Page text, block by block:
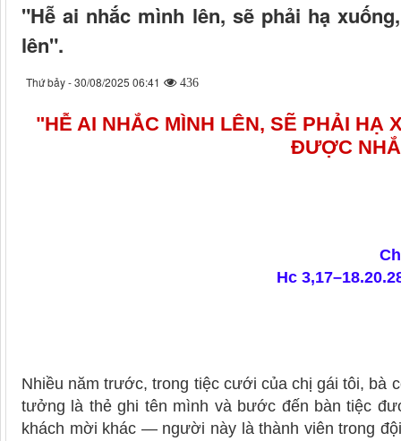
"Hễ ai nhắc mình lên, sẽ phải hạ
lên".
Thứ bảy - 30/08/2025 06:41 436
"HỄ AI NHẮC MÌNH LÊN, SẼ PHẢI HẠ
ĐƯỢC
Hc
Nhiều năm trước, trong tiệc cưới của chị gái tôi, bà
tưởng là thẻ ghi tên mình và bước đến bàn tiệc
khách mời khác — người này là thành viên trong